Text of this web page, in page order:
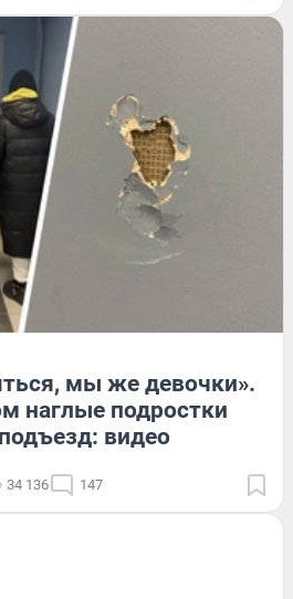
мы же девочки».
наглые подростки
видео
34 136 147